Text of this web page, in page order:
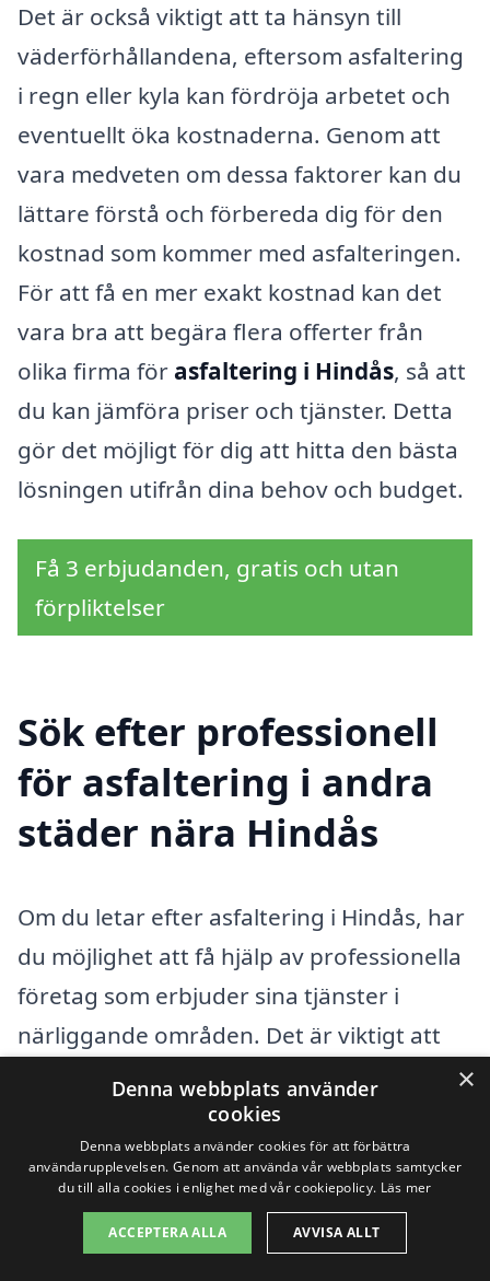
Det är också viktigt att ta hänsyn till
väderförhållandena, eftersom asfaltering
i regn eller kyla kan fördröja arbetet och
eventuellt öka kostnaderna. Genom att
vara medveten om dessa faktorer kan du
lättare förstå och förbereda dig för den
kostnad som kommer med asfalteringen.
För att få en mer exakt kostnad kan det
vara bra att begära flera offerter från
olika firma för asfaltering i Hindås, så att
du kan jämföra priser och tjänster. Detta
gör det möjligt för dig att hitta den bästa
lösningen utifrån dina behov och budget.
Få 3 erbjudanden, gratis och utan
förpliktelser
Sök efter professionell
för asfaltering i andra
städer nära Hindås
Om du letar efter asfaltering i Hindås, har
du möjlighet att få hjälp av professionella
företag som erbjuder sina tjänster i
närliggande områden. Det är viktigt att
välja en kunnig och erfaren leverantör
som kan säkerställa ett hållbart och
kvalitativt resultat. När du söker efter
asfaltering är det bra att överväga
företag som är verksamma i städer som
×
Denna webbplats använder
cookies
Denna webbplats använder cookies för att förbättra
användarupplevelsen. Genom att använda vår webbplats samtycker
du till alla cookies i enlighet med vår cookiepolicy. Läs mer
ACCEPTERA ALLA AVVISA ALLT